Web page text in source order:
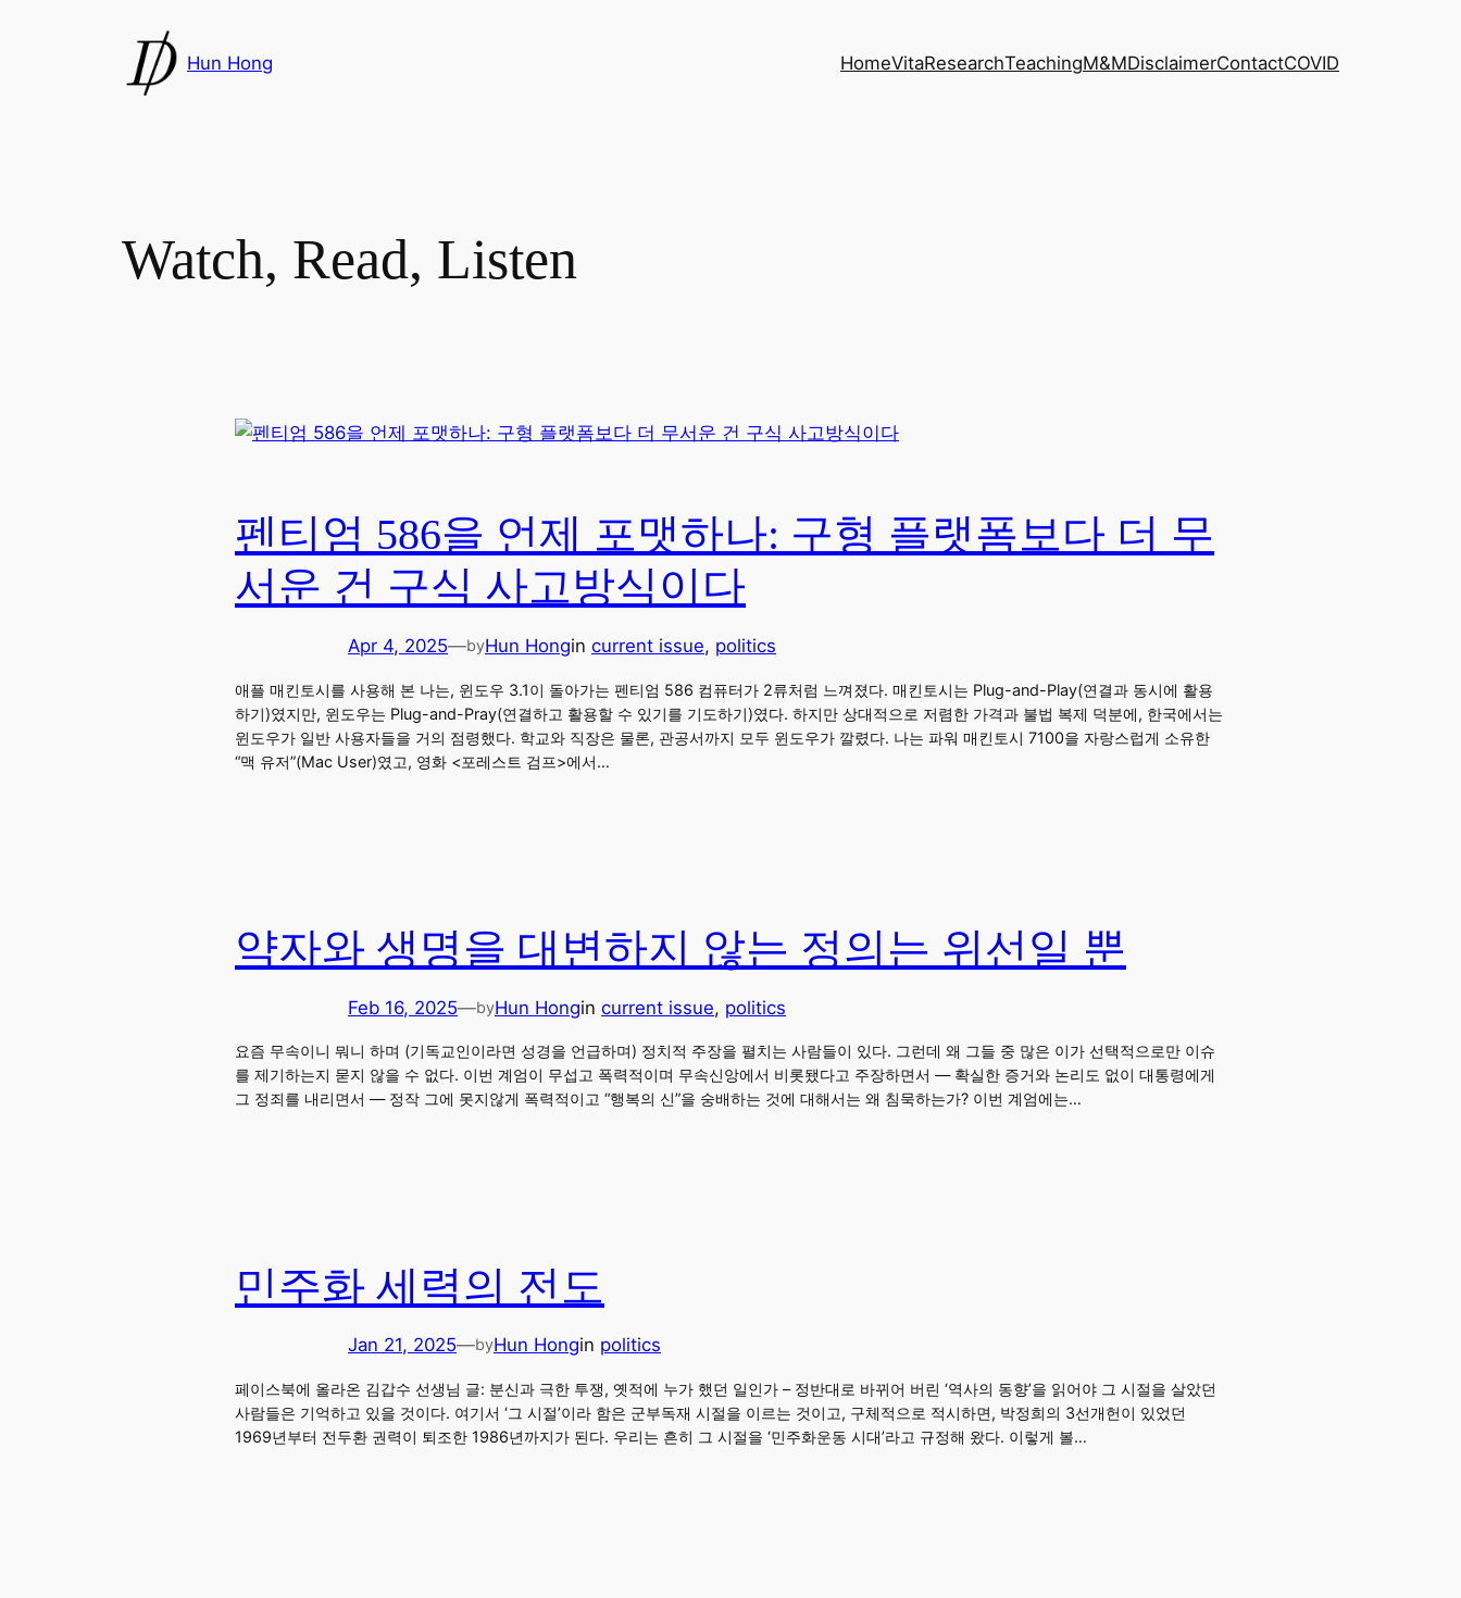
Hun Hong HomeVitaResearchTeachingM&MDisclaimerContactCOVID
Watch, Read, Listen
펜티엄 586을 언제 포맷하나: 구형 플랫폼보다 더 무
서운 건 구식 사고방식이다
Apr 4, 2025—byHun Hongin current issue, politics
애플 매킨토시를 사용해 본 나는, 윈도우 3.1이 돌아가는 펜티엄 586 컴퓨터가 2류처럼 느껴졌다. 매킨토시는 Plug-and-Play(연결과 동시에 활용
하기)였지만, 윈도우는 Plug-and-Pray(연결하고 활용할 수 있기를 기도하기)였다. 하지만 상대적으로 저렴한 가격과 불법 복제 덕분에, 한국에서는
윈도우가 일반 사용자들을 거의 점령했다. 학교와 직장은 물론, 관공서까지 모두 윈도우가 깔렸다. 나는 파워 매킨토시 7100을 자랑스럽게 소유한
“맥 유저”(Mac User)였고, 영화 <포레스트 검프>에서…
약자와 생명을 대변하지 않는 정의는 위선일 뿐
Feb 16, 2025—byHun Hongin current issue, politics
요즘 무속이니 뭐니 하며 (기독교인이라면 성경을 언급하며) 정치적 주장을 펼치는 사람들이 있다. 그런데 왜 그들 중 많은 이가 선택적으로만 이슈
를 제기하는지 묻지 않을 수 없다. 이번 계엄이 무섭고 폭력적이며 무속신앙에서 비롯됐다고 주장하면서 — 확실한 증거와 논리도 없이 대통령에게
그 정죄를 내리면서 — 정작 그에 못지않게 폭력적이고 “행복의 신”을 숭배하는 것에 대해서는 왜 침묵하는가? 이번 계엄에는…
민주화 세력의 전도
Jan 21, 2025—byHun Hongin politics
페이스북에 올라온 김갑수 선생님 글: 분신과 극한 투쟁, 옛적에 누가 했던 일인가 – 정반대로 바뀌어 버린 ‘역사의 동향’을 읽어야 그 시절을 살았던
사람들은 기억하고 있을 것이다. 여기서 ‘그 시절’이라 함은 군부독재 시절을 이르는 것이고, 구체적으로 적시하면, 박정희의 3선개헌이 있었던
1969년부터 전두환 권력이 퇴조한 1986년까지가 된다. 우리는 흔히 그 시절을 ‘민주화운동 시대’라고 규정해 왔다. 이렇게 볼…